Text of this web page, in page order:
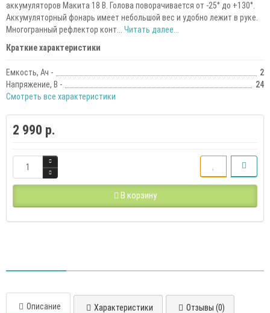
аккумуляторов Макита 18 В. Голова поворачивается от -25° до +130°.
Аккумуляторный фонарь имеет небольшой вес и удобно лежит в руке.
Многогранный рефлектор конт... Читать далее...
Краткие характеристики
Емкость, Ач -
2
Напряжение, В -
24
Смотреть все характеристики
2 990 р.
В корзину
Описание Характеристики Отзывы (0)